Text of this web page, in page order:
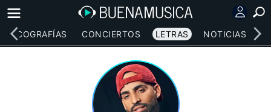
DISCOGRAFÍAS CONCIERTOS LETRAS NOTICIAS